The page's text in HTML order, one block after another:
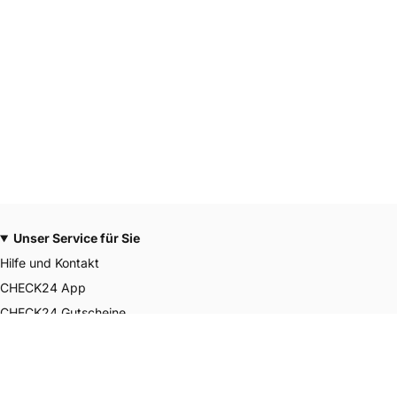
Unser Service für Sie
Hilfe und Kontakt
CHECK24 App
CHECK24 Gutscheine